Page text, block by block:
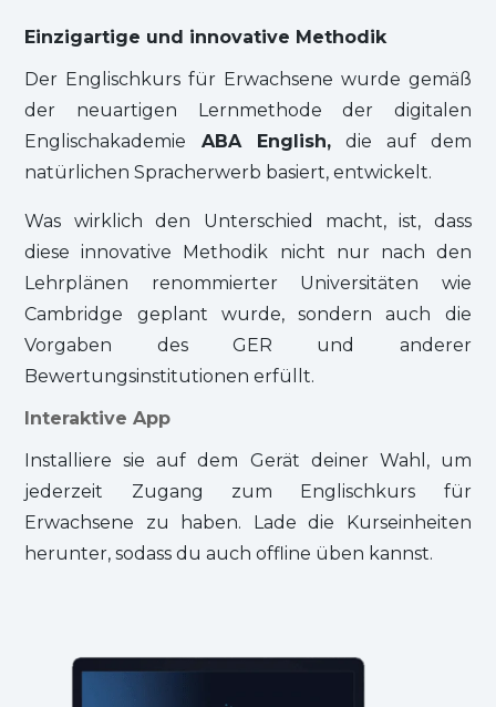
Einzigartige und innovative Methodik
Der Englischkurs für Erwachsene wurde gemäß
der neuartigen Lernmethode der digitalen
Englischakademie ABA English,die auf dem
natürlichen Spracherwerb basiert, entwickelt.
Was wirklich den Unterschied macht, ist, dass
diese innovative Methodik nicht nur nach den
Lehrplänen renommierter Universitäten wie
Cambridge geplant wurde, sondern auch die
Vorgaben des GER und anderer
Bewertungsinstitutionen erfüllt.
Interaktive App
Installiere sie auf dem Gerät deiner Wahl, um
jederzeit Zugang zum Englischkurs für
Erwachsene zu haben. Lade die Kurseinheiten
herunter, sodass du auch offline üben kannst.